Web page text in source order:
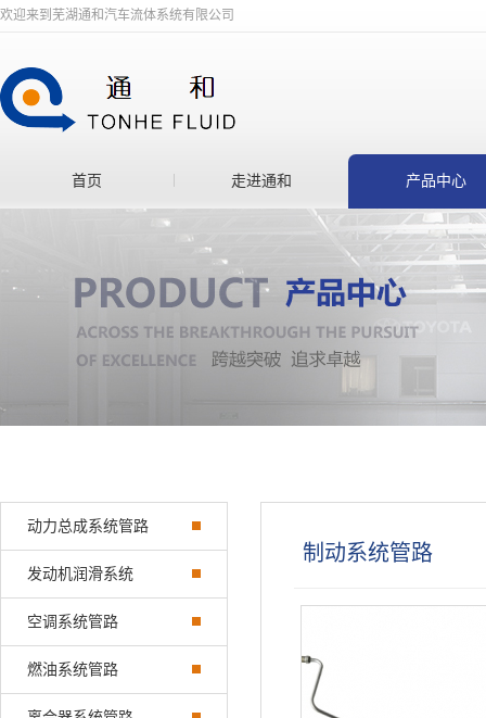
欢迎来到芜湖通和汽车流体系统有限公司
首页 走进通和 产品中心
动力总成系统管路
发动机润滑系统
空调系统管路
燃油系统管路
制动系统管路